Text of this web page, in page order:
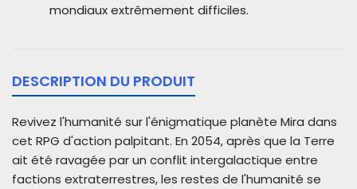
mondiaux extrêmement difficiles.
DESCRIPTION DU PRODUIT
Revivez l'humanité sur l'énigmatique planète Mira dans
cet RPG d'action palpitant. En 2054, après que la Terre
ait été ravagée par un conflit intergalactique entre
factions extraterrestres, les restes de l'humanité se